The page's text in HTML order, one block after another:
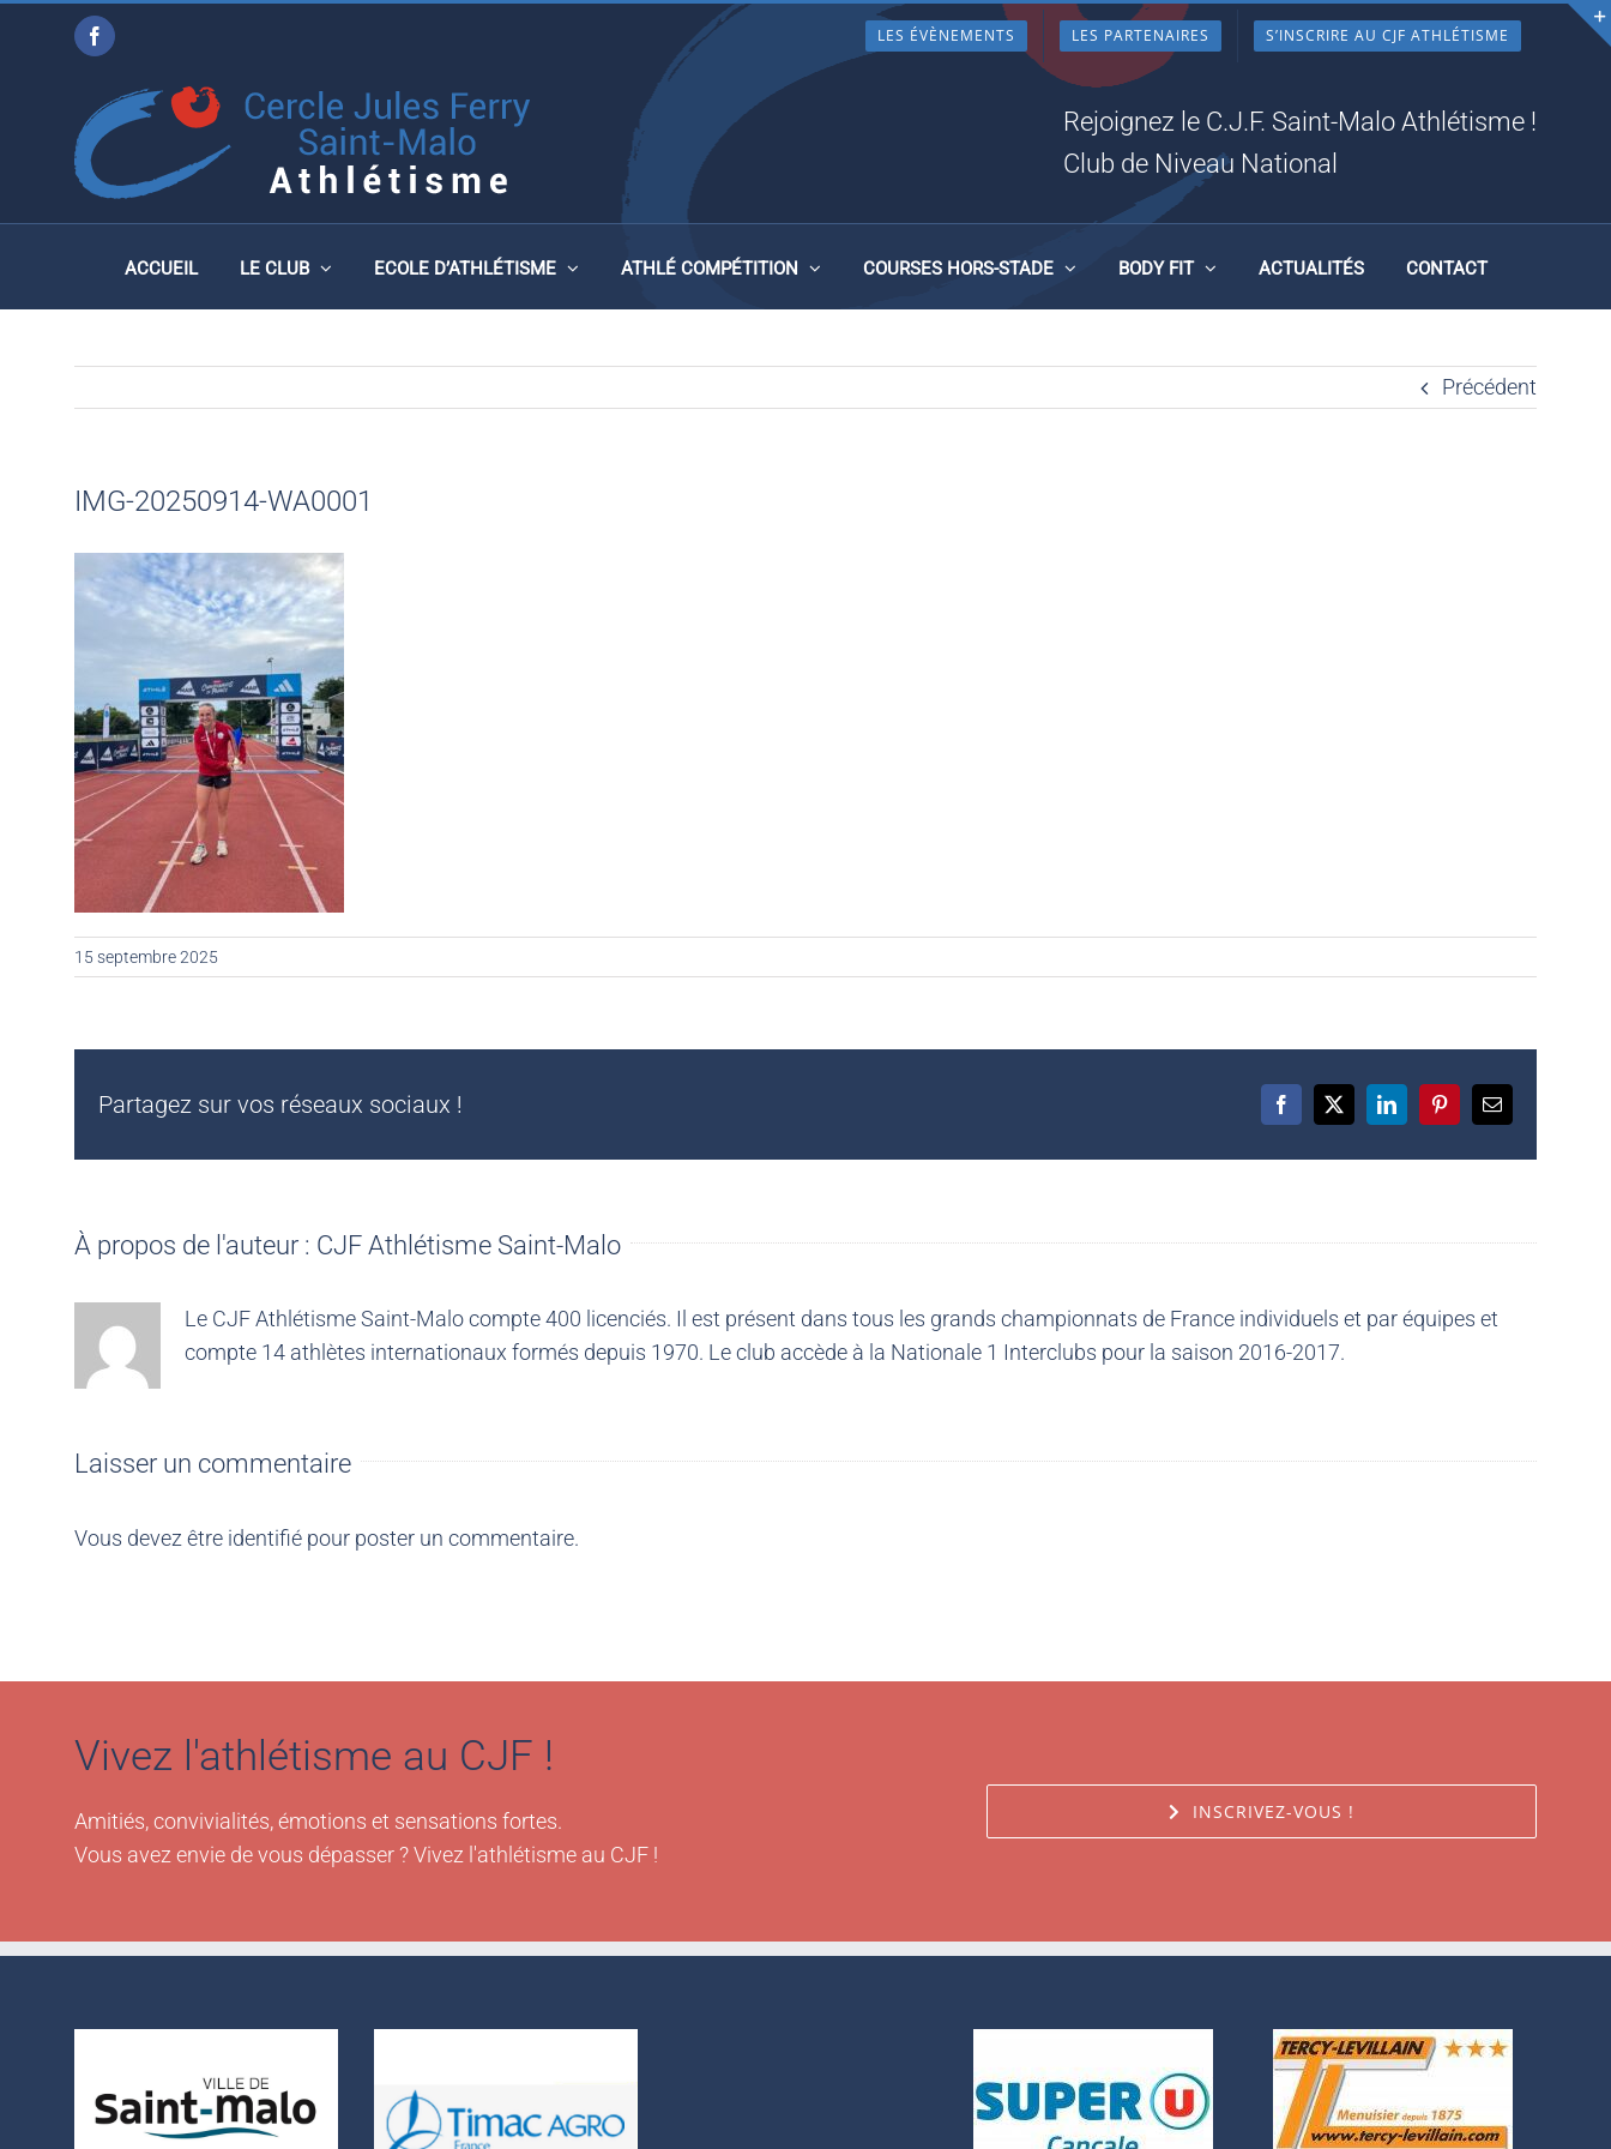
Facebook LES ÉVÈNEMENTS LES PARTENAIRES S’INSCRIRE AU CJF ATHLÉTISME
Rejoignez le C.J.F. Saint-Malo Athlétisme !
Club de Niveau National
ACCUEIL LE CLUB ECOLE D’ATHLÉTISME ATHLÉ COMPÉTITION COURSES HORS-STADE BODY FIT ACTUALITÉS CONTACT
IMG-20250914-WA0001
Précédent
IMG-20250914-WA0001
15 septembre 2025
Partagez sur vos réseaux sociaux ! Facebook
X LinkedInPinterestEmail
À propos de l'auteur : CJF Athlétisme Saint-Malo
Le CJF Athlétisme Saint-Malo compte 400 licenciés. Il est présent dans tous les grands championnats de France individuels et par équipes et
compte 14 athlètes internationaux formés depuis 1970. Le club accède à la Nationale 1 Interclubs pour la saison 2016-2017.
Laisser un commentaire
Vous devez être identifié pour poster un commentaire.
Vivez l'athlétisme au CJF !
Amitiés, convivialités, émotions et sensations fortes.
Vous avez envie de vous dépasser ? Vivez l'athlétisme au CJF !
INSCRIVEZ-VOUS !